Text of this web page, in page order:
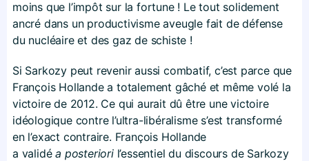
moins que l’impôt sur la fortune ! Le tout solidement
ancré dans un productivisme aveugle fait de défense
du nucléaire et des gaz de schiste !
Si Sarkozy peut revenir aussi combatif, c’est parce que
François Hollande a totalement gâché et même volé la
victoire de 2012. Ce qui aurait dû être une victoire
idéologique contre l’ultra-libéralisme s’est transformé
en l’exact contraire. François Hollande
a validéa posterioril’essentiel du discours de Sarkozy